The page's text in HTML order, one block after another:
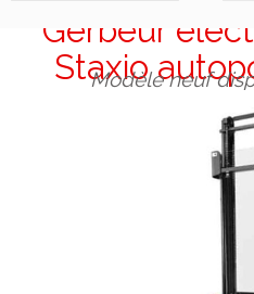
Gerbeur
Staxio
Modèle neuf